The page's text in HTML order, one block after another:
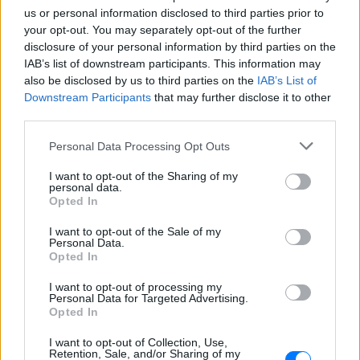
us or personal information disclosed to third parties prior to
your opt-out. You may separately opt-out of the further
disclosure of your personal information by third parties on the
IAB’s list of downstream participants. This information may
also be disclosed by us to third parties on the IAB’s List of
Downstream Participants that may further disclose it to other
Personal Data Processing Opt Outs
I want to opt-out of the Sharing of my
personal data.
Opted In
I want to opt-out of the Sale of my
Personal Data.
Opted In
I want to opt-out of processing my
Personal Data for Targeted Advertising.
Opted In
I want to opt-out of Collection, Use,
Retention, Sale, and/or Sharing of my
ΔΙΑΦΗΜΙΣΗ